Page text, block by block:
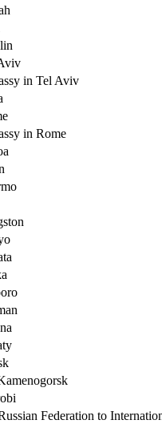
in Tel Aviv
in Rome
Federation to